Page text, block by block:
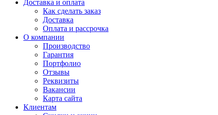
Доставка и оплата
Как сделать заказ
Доставка
Оплата и рассрочка
О компании
Производство
Гарантия
Портфолио
Отзывы
Реквизиты
Вакансии
Карта сайта
Клиентам